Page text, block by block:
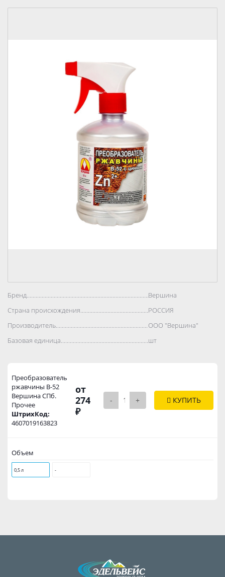
Бренд..................................................................................Вершина
Страна происхождения..................................................................................
РОССИЯ
Производитель..................................................................................
ООО "Вершина"
Базовая единица..................................................................................
шт
Преобразователь
ржавчины В-52
Вершина СПб.
Прочее
ШтрихКод:
4607019163823
от
274
₽
- + КУПИТЬ
Объем
0,5 л -